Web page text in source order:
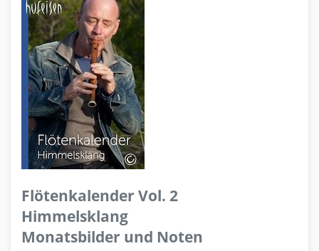
Flötenkalender Vol. 2
Himmelsklang
Monatsbilder und Noten